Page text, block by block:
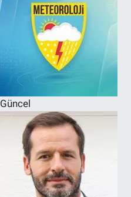
Güncel